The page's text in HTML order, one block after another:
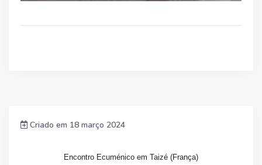
Criado em 18 março 2024
Encontro Ecuménico em Taizé (França)